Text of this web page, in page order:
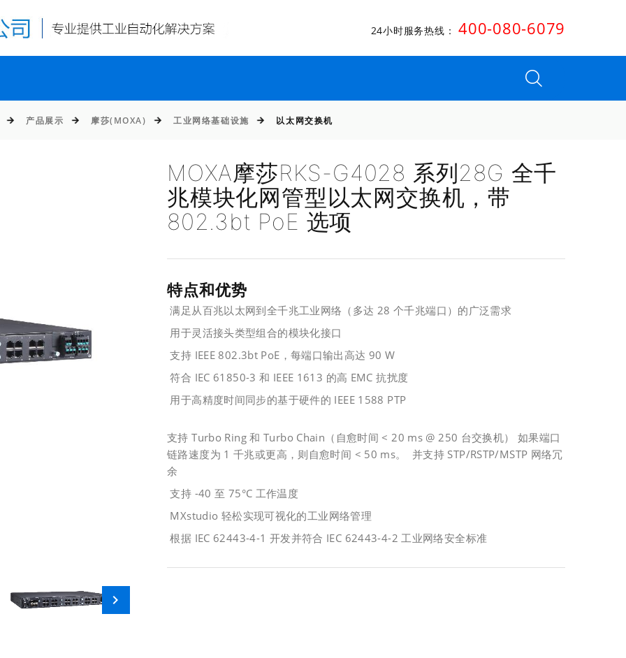
24小时服务热线： 400-080-6079
产品展示 摩莎(MOXA) 工业网络基础设施 以太网交换机
MOXA摩莎RKS-G4028 系列28G 全千
兆模块化网管型以太网交换机，带
802.3bt PoE 选项
特点和优势
满足从百兆以太网到全千兆工业网络（多达 28 个千兆端口）的广泛需求
用于灵活接头类型组合的模块化接口
支持 IEEE 802.3bt PoE，每端口输出高达 90 W
符合 IEC 61850-3 和 IEEE 1613 的高 EMC 抗扰度
用于高精度时间同步的基于硬件的 IEEE 1588 PTP
支持 Turbo Ring 和 Turbo Chain（自愈时间 < 20 ms @ 250 台交换机） 如果端口
链路速度为 1 千兆或更高，则自愈时间 < 50 ms。
并支持 STP/RSTP/MSTP 网络冗
余
支持 -40 至 75°C 工作温度
MXstudio 轻松实现可视化的工业网络管理
根据 IEC 62443-4-1 开发并符合 IEC 62443-4-2 工业网络安全标准